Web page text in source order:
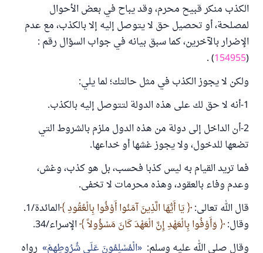
الكذب منكر قبيح محرم، وقد يباح في بعض الأحوال
لمصلحة، أو تحصيل حق لا يتوصل إليه إلا بالكذب، مع عدم
الإضرار بالآخرين، كما سبق بيانه في جواب السؤال رقم :
(
154955
) .
ولكن لا يجوز الكذب في مثل حالتك؛ لما يلي:
1-أنه لا حق لك على هذه الدولة لتتوصل إليه بالكذب.
2-أن الداخل إلى دولة من هذه الدول ملزم بالشروط التي
تضعها للدخول، ولا يجوز غشها أو خداعها.
فما تريد القيام به ليس كذبا فحسب، بل هو كذب، وغش،
وعدم وفاء بالعقود، وهذه محرمات لا تخفى.
قال الله تعالى: يَا أَيُّهَا الَّذِينَ آمَنُوا أَوْفُوا بِالْعُقُودِ
المائدة/1.
وقال:
وَأَوْفُوا بِالْعَهْدِ إِنَّ الْعَهْدَ كَانَ مَسْؤُولاً الإسراء/34.
وقال صلى الله عليه وسلم: الْمُسْلِمُونَ عَلَى شُرُوطِهِمْ رواه